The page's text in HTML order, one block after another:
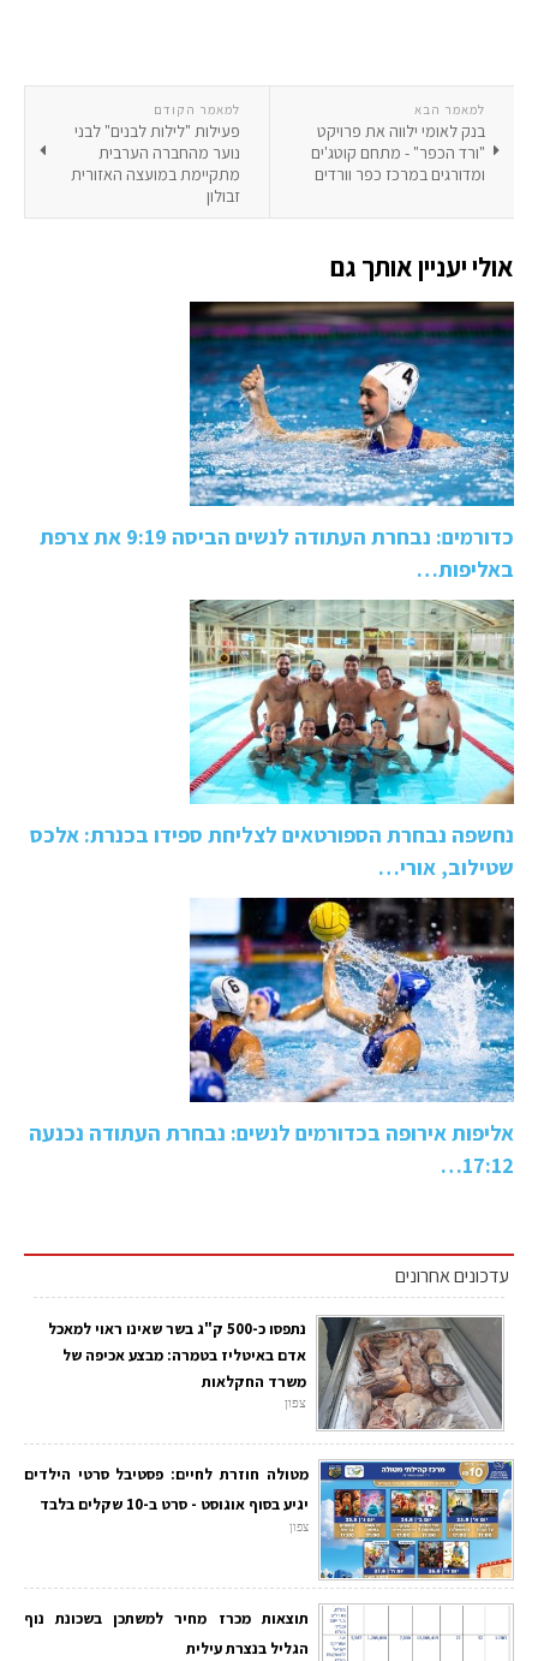
למאמר הקודם
פעילות "לילות לבנים" לבני
נוער מהחברה הערבית
מתקיימת במועצה האזורית
זבולון
למאמר הבא
בנק לאומי ילווה את פרויקט
"ורד הכפר" - מתחם קוטג'ים
ומדורגים במרכז כפר וורדים
אולי יעניין אותך גם
כדורמים: נבחרת העתודה לנשים הביסה 9:19 את צרפת
באליפות…
נחשפה נבחרת הספורטאים לצליחת ספידו בכנרת: אלכס
שטילוב, אורי…
אליפות אירופה בכדורמים לנשים: נבחרת העתודה נכנעה
17:12…
עדכונים אחרונים
נתפסו כ-500 ק"ג בשר שאינו ראוי למאכל
אדם באיטליז בטמרה: מבצע אכיפה של
משרד החקלאות
צפון
מטולה חוזרת לחיים: פסטיבל סרטי הילדים
יגיע בסוף אוגוסט - סרט ב-10 שקלים בלבד
צפון
תוצאות מכרז מחיר למשתכן בשכונת נוף
הגליל בנצרת עילית